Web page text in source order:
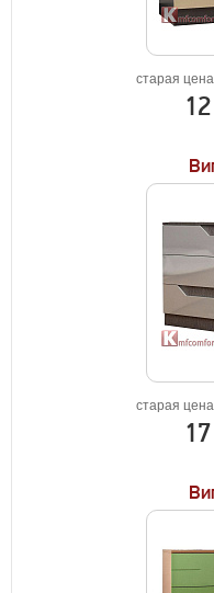
старая
старая